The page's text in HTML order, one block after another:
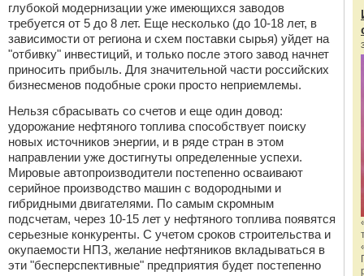
глубокой модернизации уже имеющихся заводов
требуется от 5 до 8 лет. Еще несколько (до 10-18 лет, в
зависимости от региона и схем поставки сырья) уйдет на
"отбивку" инвестиций, и только после этого завод начнет
приносить прибыль. Для значительной части российских
бизнесменов подобные сроки просто неприемлемы.
Нельзя сбрасывать со счетов и еще один довод:
удорожание нефтяного топлива способствует поиску
новых источников энергии, и в ряде стран в этом
направлении уже достигнуты определенные успехи.
Мировые автопроизводители постепенно осваивают
серийное производство машин с водородными и
гибридными двигателями. По самым скромным
подсчетам, через 10-15 лет у нефтяного топлива появятся
серьезные конкуренты. С учетом сроков строительства и
окупаемости НПЗ, желание нефтяников вкладываться в
эти "бесперспективные" предприятия будет постепенно